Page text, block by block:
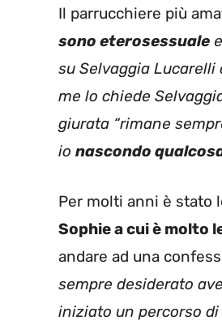
Il parrucchiere più
sono eterosessuale
su Selvaggia Lucarelli
me lo chiede
giurata “rimane
io nascondo
Per molti anni è stato
Sophie a cui è molto
andare ad una
sempre desiderato
iniziato un percorso